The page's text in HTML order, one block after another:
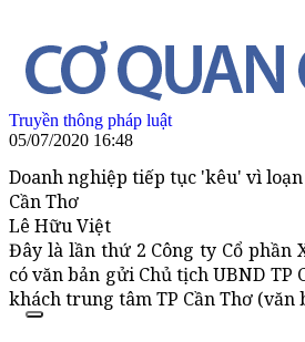
Truyền thông pháp luật
05/07/2020 16:48
Doanh nghiệp tiếp tục 'kêu' vì
Cần Thơ
Lê Hữu Việt
Đây là lần thứ 2 Công ty Cổ phần
có văn bản gửi Chủ tịch UBND
khách trung tâm TP Cần Thơ (văn